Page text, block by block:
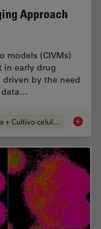
Approach
models (CIVMs)
in early drug
driven by the need
data…
Organoides + Cultivo celular 3D